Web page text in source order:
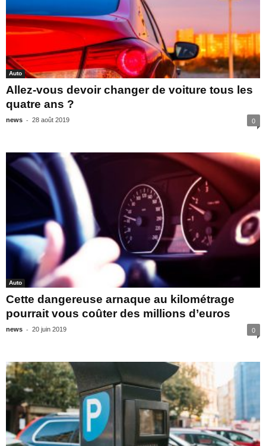
Auto
Allez-vous devoir changer de voiture tous les
quatre ans ?
news - 28 août 2019 0
Auto
Cette dangereuse arnaque au kilométrage
pourrait vous coûter des millions d’euros
news - 20 juin 2019 0